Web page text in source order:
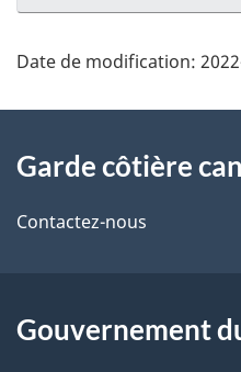
Date de modification:
propos
de
site
Garde côtière
Contactez-nous
Gouvernement